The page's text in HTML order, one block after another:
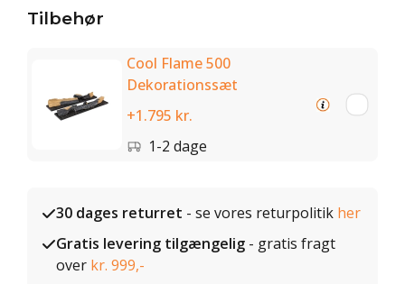
Tilbehør
Cool Flame 500
Dekorationssæt
+1.795 kr.
1-2 dage
30 dages returret - se vores returpolitik her
Gratis levering tilgængelig - gratis fragt
over kr. 999,-